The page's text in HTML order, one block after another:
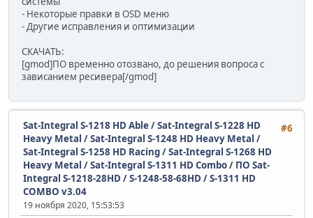
- Некоторые правки в OSD меню
- Другие исправления и оптимизации
СКАЧАТЬ:
[gmod]ПО временно отозвано, до решения вопроса с
зависанием ресивера[/gmod]
#6
Sat-Integral S-1218 HD Able / Sat-Integral S-1228 HD
Heavy Metal / Sat-Integral S-1248 HD Heavy Metal /
Sat-Integral S-1258 HD Racing / Sat-Integral S-1268 HD
Heavy Metal / Sat-Integral S-1311 HD Combo/ ПО Sat-
Integral S-1218-28HD / S-1248-58-68HD / S-1311 HD
COMBO v3.04
19 ноября 2020, 15:53:53